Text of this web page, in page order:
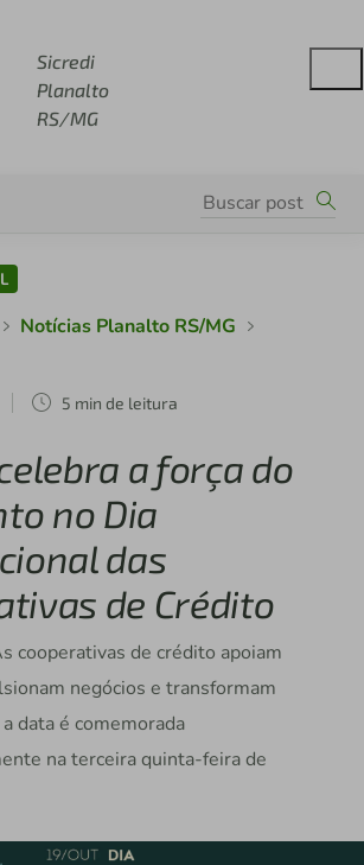
Sicredi
Planalto
RS/MG
Notícias Planalto RS/MG
5 min de leitura
a força do
no Dia
das
de Crédito
cooperativas de crédito apoiam
negócios e transformam
data é comemorada
na terceira quinta-feira de